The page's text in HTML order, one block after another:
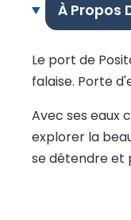
À Propos
Le port de
falaise. Porte
Avec ses eaux
explorer la
se détendre et